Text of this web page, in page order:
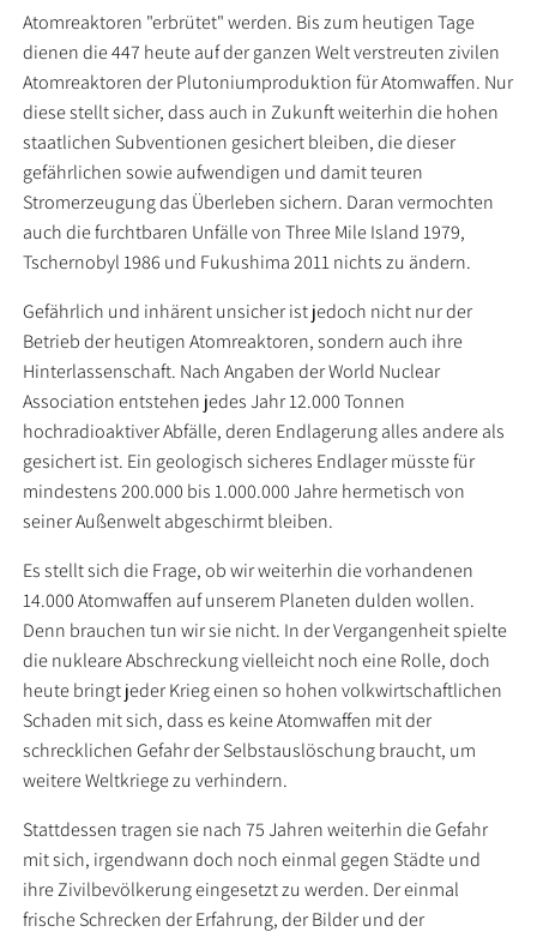
Atomreaktoren "erbrütet" werden. Bis zum heutigen Tage
dienen die 447 heute auf der ganzen Welt verstreuten zivilen
Atomreaktoren der Plutoniumproduktion für Atomwaffen. Nur
diese stellt sicher, dass auch in Zukunft weiterhin die hohen
staatlichen Subventionen gesichert bleiben, die dieser
gefährlichen sowie aufwendigen und damit teuren
Stromerzeugung das Überleben sichern. Daran vermochten
auch die furchtbaren Unfälle von Three Mile Island 1979,
Tschernobyl 1986 und Fukushima 2011 nichts zu ändern.
Gefährlich und inhärent unsicher ist jedoch nicht nur der
Betrieb der heutigen Atomreaktoren, sondern auch ihre
Hinterlassenschaft. Nach Angaben der World Nuclear
Association entstehen jedes Jahr 12.000 Tonnen
hochradioaktiver Abfälle, deren Endlagerung alles andere als
gesichert ist. Ein geologisch sicheres Endlager müsste für
mindestens 200.000 bis 1.000.000 Jahre hermetisch von
seiner Außenwelt abgeschirmt bleiben.
Es stellt sich die Frage, ob wir weiterhin die vorhandenen
14.000 Atomwaffen auf unserem Planeten dulden wollen.
Denn brauchen tun wir sie nicht. In der Vergangenheit spielte
die nukleare Abschreckung vielleicht noch eine Rolle, doch
heute bringt jeder Krieg einen so hohen volkwirtschaftlichen
Schaden mit sich, dass es keine Atomwaffen mit der
schrecklichen Gefahr der Selbstauslöschung braucht, um
weitere Weltkriege zu verhindern.
Stattdessen tragen sie nach 75 Jahren weiterhin die Gefahr
mit sich, irgendwann doch noch einmal gegen Städte und
ihre Zivilbevölkerung eingesetzt zu werden. Der einmal
frische Schrecken der Erfahrung, der Bilder und der